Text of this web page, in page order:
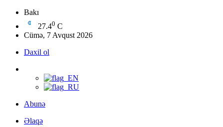
Bakı
27.40 C
Cümə, 7 Avqust 2026
Daxil ol
Abunə
Əlaqə